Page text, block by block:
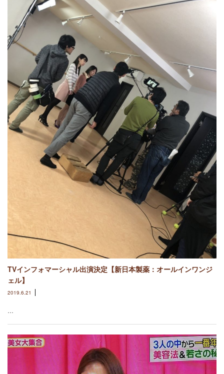
TVインフォマーシャル出演決定【新日本製薬：オールインワンジ
ェル】
2019.6.21
…